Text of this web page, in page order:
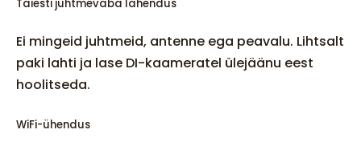
Täiesti juhtmevaba lahendus
Ei mingeid juhtmeid, antenne ega peavalu. Lihtsalt
paki lahti ja lase DI-kaameratel ülejäänu eest
hoolitseda.
WiFi-ühendus